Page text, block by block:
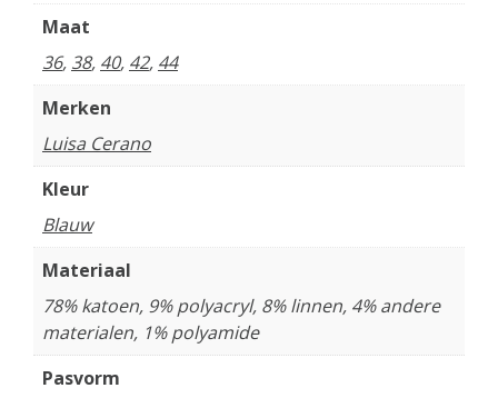
Maat
36, 38, 40, 42, 44
Merken
Luisa Cerano
Kleur
Blauw
Materiaal
78% katoen, 9% polyacryl, 8% linnen, 4% andere
materialen, 1% polyamide
Pasvorm